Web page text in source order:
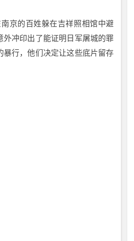
京的百姓躲在吉祥照相馆中避
冲印出了能证明日军屠城的罪
行，他们决定让这些底片留存